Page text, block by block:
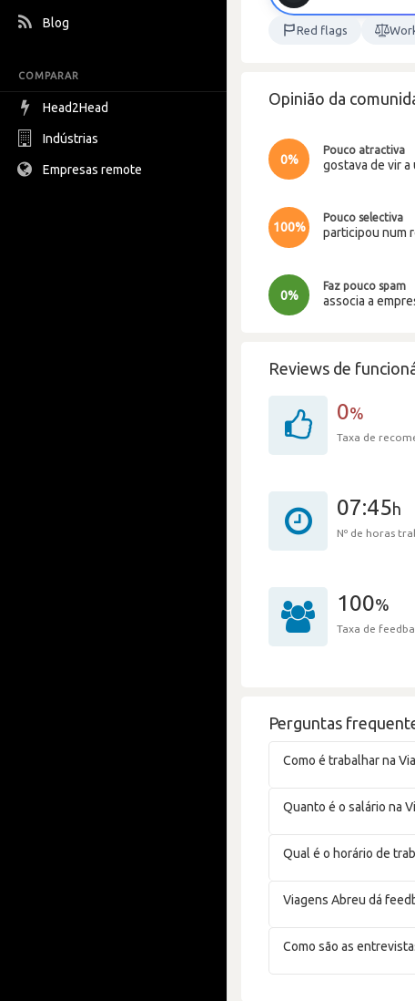
Blog
COMPARAR
Head2Head
Indústrias
Empresas remote
Red flags
Opinião da
0%
Pouco atractiva
gostava de vir
100%
Pouco selectiva
participou num
0%
Faz pouco spam
associa a
Reviews de
0%
Taxa de
07:45h
Nº de horas
100%
Taxa de
Perguntas
Como é trabalhar na
Quanto é o salário na
Qual é o horário de
Viagens Abreu dá
Como são as